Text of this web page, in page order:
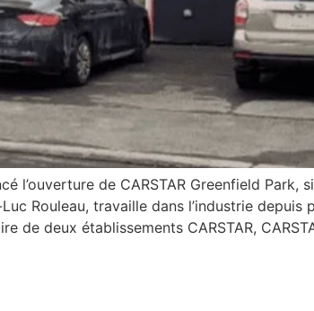
l’ouverture de CARSTAR Greenfield
Rouleau, travaille dans l’industrie
de deux établissements CARSTAR,